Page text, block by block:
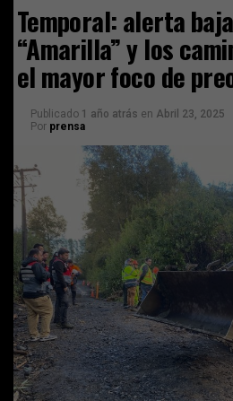
Temporal: alerta
“Amarilla” y los
el mayor foco de
Publicado 1 año atrás en Abril 23, 2025
Por prensa